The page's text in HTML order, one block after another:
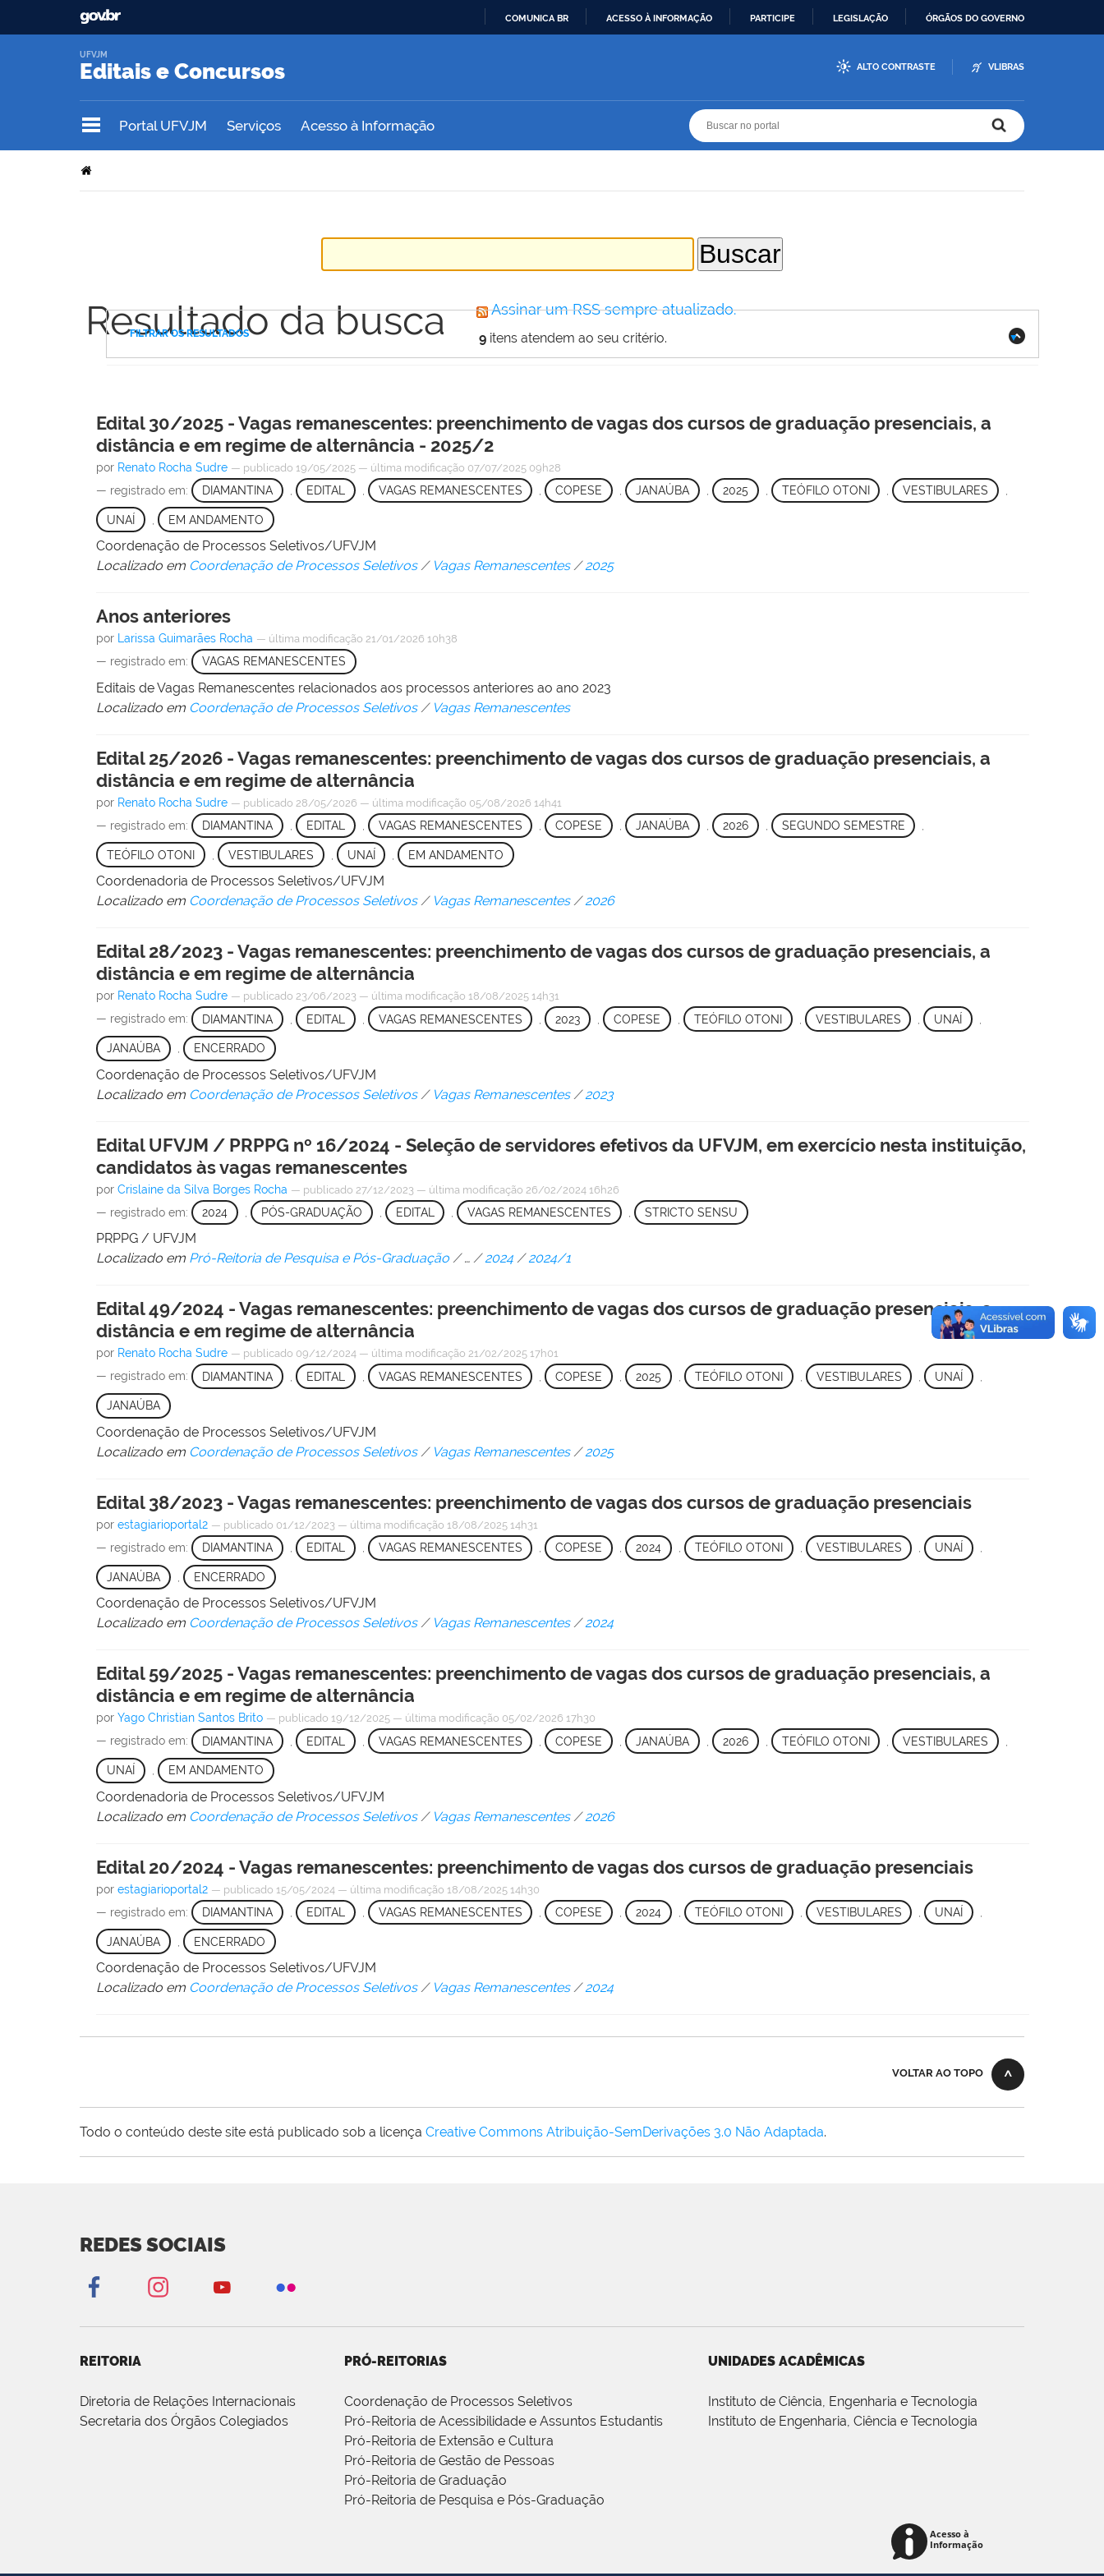
COMUNICA BR ACESSO À INFORMAÇÃO PARTICIPE LEGISLAÇÃO ÓRGÃOS DO GOVERNO
Editais e Concursos
UFVJM
ALTO CONTRASTE VLIBRAS
Portal UFVJM Serviços Acesso à Informação
Resultado da busca Assinar um RSS sempre atualizado.
9itens atendem ao seu critério.
FILTRAR OS RESULTADOS
Edital 30/2025 - Vagas remanescentes: preenchimento de vagas dos cursos de graduação presenciais, a
distância e em regime de alternância - 2025/2
por Renato Rocha Sudre — publicado 19/05/2025 — última modificação 07/07/2025 09h28
— registrado em: DIAMANTINA EDITAL VAGAS REMANESCENTES , COPESE , JANAÚBA 2025 TEÓFILO OTONI , VESTIBULARES
UNAÍ EM ANDAMENTO
Coordenação de Processos Seletivos/UFVJM
Localizado em Coordenação de Processos Seletivos / Vagas Remanescentes /2025
Anos anteriores
por Larissa Guimarães Rocha — última modificação 21/01/2026 10h38
— registrado em: VAGAS REMANESCENTES
Editais de Vagas Remanescentes relacionados aos processos anteriores ao ano 2023
Localizado em Coordenação de Processos Seletivos / Vagas Remanescentes
Edital 25/2026 - Vagas remanescentes: preenchimento de vagas dos cursos de graduação presenciais, a
distância e em regime de alternância
por Renato Rocha Sudre — publicado 28/05/2026 — última modificação 05/08/2026 14h41
— registrado em: DIAMANTINA EDITAL VAGAS REMANESCENTES , COPESE , JANAÚBA 2026 SEGUNDO SEMESTRE
TEÓFILO OTONI VESTIBULARES UNAÍ , EM ANDAMENTO
Coordenadoria de Processos Seletivos/UFVJM
Localizado em Coordenação de Processos Seletivos / Vagas Remanescentes /2026
Edital 28/2023 - Vagas remanescentes: preenchimento de vagas dos cursos de graduação presenciais, a
distância e em regime de alternância
por Renato Rocha Sudre — publicado 23/06/2023 — última modificação 18/08/2025 14h31
— registrado em: DIAMANTINA EDITAL VAGAS REMANESCENTES , 2023 , COPESE TEÓFILO OTONI VESTIBULARES , UNAÍ
JANAÚBA , ENCERRADO
Coordenação de Processos Seletivos/UFVJM
Localizado em Coordenação de Processos Seletivos / Vagas Remanescentes /2023
Edital UFVJM / PRPPG nº 16/2024 - Seleção de servidores efetivos da UFVJM, em exercício nesta instituição,
candidatos às vagas remanescentes
porCrislaine da Silva Borges Rocha — publicado 27/12/2023 — última modificação 26/02/2024 16h26
— registrado em: 2024 PÓS-GRADUAÇÃO EDITAL , VAGAS REMANESCENTES , STRICTO SENSU
PRPPG / UFVJM
Localizado em Pró-Reitoria de Pesquisa e Pós-Graduação /…/2024 /2024/1
Edital 49/2024 - Vagas remanescentes: preenchimento de vagas dos cursos de graduação presenciais, a
distância e em regime de alternância
por Renato Rocha Sudre — publicado 09/12/2024 — última modificação 21/02/2025 17h01
— registrado em: DIAMANTINA EDITAL VAGAS REMANESCENTES , COPESE , 2025 TEÓFILO OTONI VESTIBULARES , UNAÍ
JANAÚBA
Coordenação de Processos Seletivos/UFVJM
Localizado em Coordenação de Processos Seletivos / Vagas Remanescentes /2025
Edital 38/2023 - Vagas remanescentes: preenchimento de vagas dos cursos de graduação presenciais
porestagiarioportal2 — publicado 01/12/2023 — última modificação 18/08/2025 14h31
— registrado em: DIAMANTINA EDITAL VAGAS REMANESCENTES , COPESE , 2024 TEÓFILO OTONI VESTIBULARES , UNAÍ
JANAÚBA ENCERRADO
Coordenação de Processos Seletivos/UFVJM
Localizado em Coordenação de Processos Seletivos / Vagas Remanescentes /2024
Edital 59/2025 - Vagas remanescentes: preenchimento de vagas dos cursos de graduação presenciais, a
distância e em regime de alternância
porYago Christian Santos Brito — publicado 19/12/2025 — última modificação 05/02/2026 17h30
— registrado em: DIAMANTINA EDITAL VAGAS REMANESCENTES , COPESE , JANAÚBA 2026 TEÓFILO OTONI , VESTIBULARES
UNAÍ , EM ANDAMENTO
Coordenadoria de Processos Seletivos/UFVJM
Localizado em Coordenação de Processos Seletivos / Vagas Remanescentes /2026
Edital 20/2024 - Vagas remanescentes: preenchimento de vagas dos cursos de graduação presenciais
porestagiarioportal2 — publicado 15/05/2024 — última modificação 18/08/2025 14h30
— registrado em: DIAMANTINA EDITAL VAGAS REMANESCENTES , COPESE , 2024 TEÓFILO OTONI VESTIBULARES , UNAÍ
JANAÚBA ENCERRADO
Coordenação de Processos Seletivos/UFVJM
Localizado em Coordenação de Processos Seletivos / Vagas Remanescentes /2024
VOLTAR AO TOPO
Todo o conteúdo deste site está publicado sob a licença Creative Commons Atribuição-SemDerivações 3.0 Não Adaptada.
REDES SOCIAIS
REITORIA
Diretoria de Relações Internacionais
Secretaria dos Órgãos Colegiados
PRÓ-REITORIAS
Coordenação de Processos Seletivos
Pró-Reitoria de Acessibilidade e Assuntos Estudantis
Pró-Reitoria de Extensão e Cultura
Pró-Reitoria de Gestão de Pessoas
Pró-Reitoria de Graduação
Pró-Reitoria de Pesquisa e Pós-Graduação
UNIDADES ACADÊMICAS
Instituto de Ciência, Engenharia e Tecnologia
Instituto de Engenharia, Ciência e Tecnologia